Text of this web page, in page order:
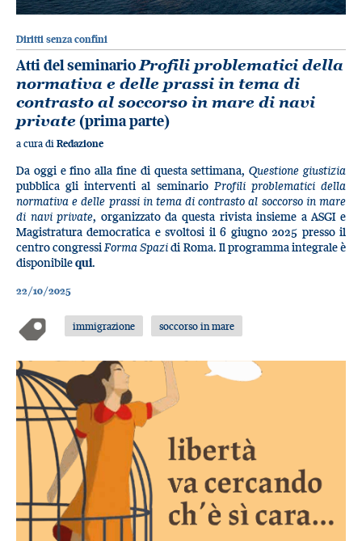
Diritti senza confini
Atti del seminarioProfili problematici della
normativa e delle prassi in tema di
contrasto al soccorso in mare di navi
private (prima parte)
a cura di Redazione
Da oggi e fino alla fine di questa settimana,Questione giustizia
pubblica gli interventi al seminario Profili problematici della
normativa e delle prassi in tema di contrasto al soccorso in mare
di navi private, organizzato da questa rivista insieme a ASGI e
Magistratura democratica e svoltosi il 6 giugno 2025 presso il
centro congressi Forma Spazidi Roma. Il programma integrale è
disponibilequi.
22/10/2025
immigrazione soccorso in mare